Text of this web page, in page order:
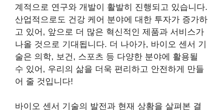
계적으로 연구와 개발이 활발히 진행되고 있습니다.
산업적으로도 건강 케어 분야에 대한 투자가 증가하
고 있어, 앞으로 더 많은 혁신적인 제품과 서비스가
나올 것으로 기대됩니다. 더 나아가, 바이오 센서 기
술은 의학, 보건, 스포츠 등 다양한 분야에 활용될
수 있어, 우리의 삶을 더욱 편리하고 안전하게 만들
어 줄 것입니다!
바이오 센서 기술의 발전과 현재 상황을 살펴본 결